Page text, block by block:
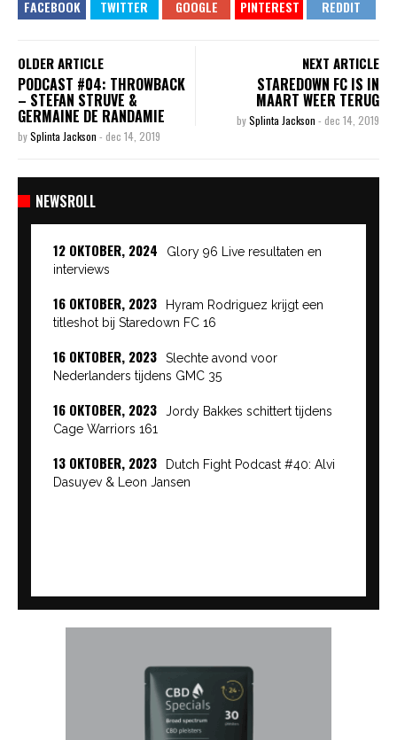
OLDER ARTICLE
PODCAST #04: THROWBACK
– STEFAN STRUVE &
GERMAINE DE RANDAMIE
bySplinta Jackson - dec 14, 2019
NEXT ARTICLE
STAREDOWN FC IS IN
MAART WEER TERUG
bySplinta Jackson - dec 14, 2019
NEWSROLL
12 OKTOBER, 2024
Glory 96 Live resultaten en
interviews
16 OKTOBER, 2023
Hyram Rodriguez krijgt een
titleshot bij Staredown FC 16
16 OKTOBER, 2023
Slechte avond voor
Nederlanders tijdens GMC 35
16 OKTOBER, 2023
Jordy Bakkes schittert tijdens
Cage Warriors 161
13 OKTOBER, 2023
Dutch Fight Podcast #40: Alvi
Dasuyev & Leon Jansen